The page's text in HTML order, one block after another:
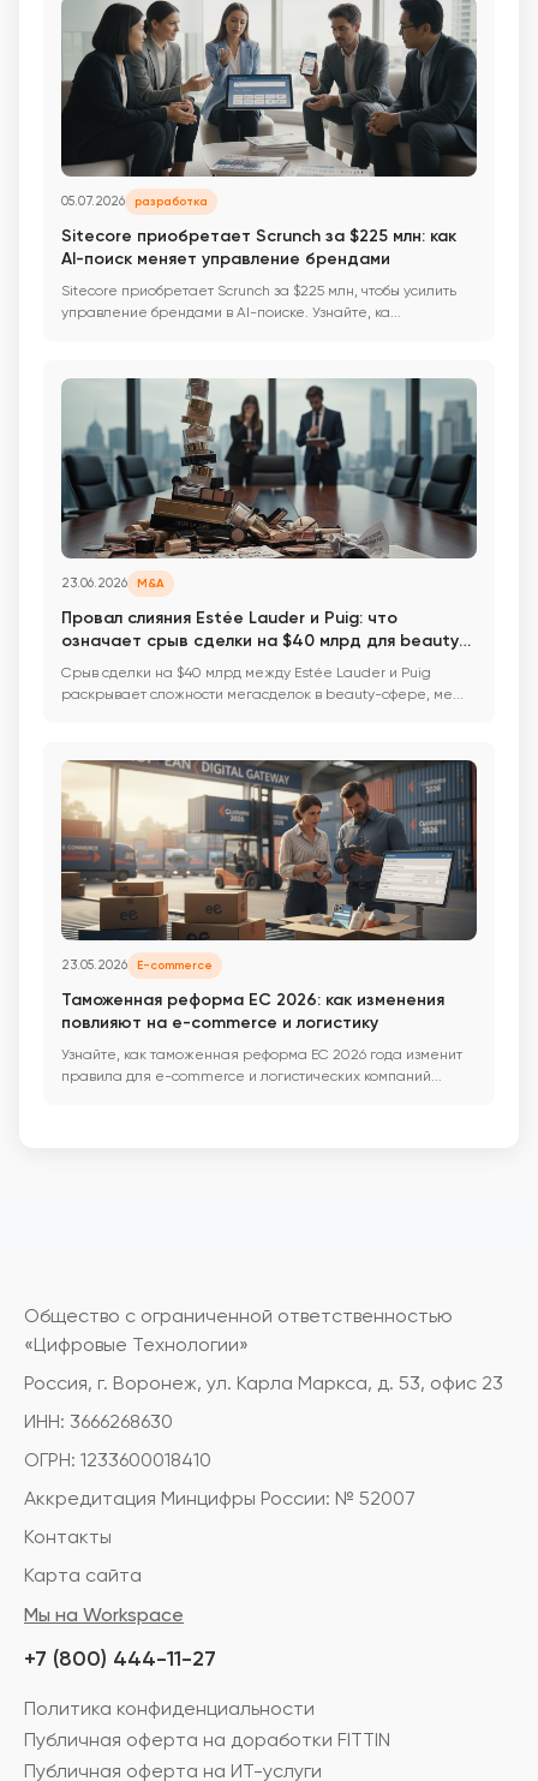
05.07.2026 разработка
Sitecore приобретает Scrunch за $225 млн: как
AI-поиск меняет управление брендами
Sitecore приобретает Scrunch за $225 млн, чтобы усилить
управление брендами в AI-поиске. Узнайте, ка...
23.06.2026 M&A
Провал слияния Estée Lauder и Puig: что
означает срыв сделки на $40 млрд для beauty-
индустрии
Срыв сделки на $40 млрд между Estée Lauder и Puig
раскрывает сложности мегасделок в beauty-сфере, ме...
23.05.2026 E-commerce
Таможенная реформа ЕС 2026: как изменения
повлияют на e-commerce и логистику
Узнайте, как таможенная реформа ЕС 2026 года изменит
правила для e-commerce и логистических компаний...
Общество с ограниченной ответственностью
«Цифровые Технологии»
Россия, г. Воронеж, ул. Карла Маркса, д. 53, офис 23
ИНН: 3666268630
ОГРН: 1233600018410
Аккредитация Минцифры России: № 52007
Контакты
Карта сайта
Мы на Workspace
+7 (800) 444-11-27
Политика конфиденциальности
Публичная оферта на доработки FITTIN
Публичная оферта на ИТ-услуги